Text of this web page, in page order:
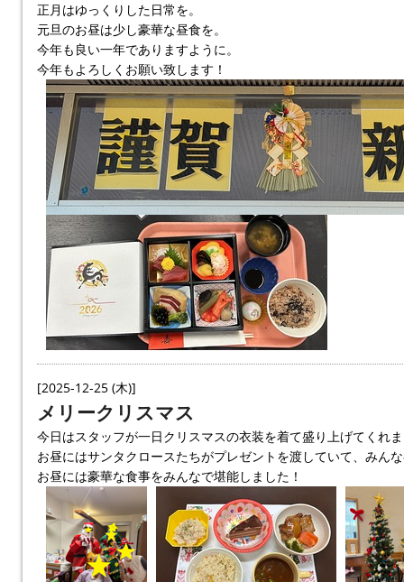
正月はゆっくりした日常を。
元旦のお昼は少し豪華な昼食を。
今年も良い一年でありますように。
今年もよろしくお願い致します！
[2025-12-25 (木)]
メリークリスマス
今日はスタッフが一日クリスマスの衣装を着て盛り上げてくれ
お昼にはサンタクロースたちがプレゼントを渡していて、みん
お昼には豪華な食事をみんなで堪能しました！